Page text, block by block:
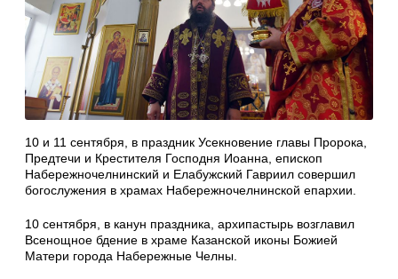
10 и 11 сентября, в праздник Усекновение главы Пророка,
Предтечи и Крестителя Господня Иоанна, епископ
Набережночелнинский и Елабужский Гавриил совершил
богослужения в храмах Набережночелнинской епархии.
10 сентября, в канун праздника, архипастырь возглавил
Всенощное бдение в храме Казанской иконы Божией
Матери города Набережные Челны.